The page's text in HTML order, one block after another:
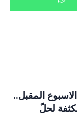
المقبل..
لحلّ